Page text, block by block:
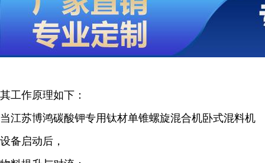
其工作原理如下：
当江苏博鸿碳酸钾专用钛材单锥螺旋混合机卧式混料机
设备启动后，